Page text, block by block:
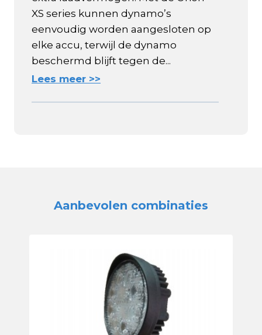
XS series kunnen dynamo’s
eenvoudig worden aangesloten op
elke accu, terwijl de dynamo
beschermd blijft tegen de...
Lees meer >>
Aanbevolen combinaties